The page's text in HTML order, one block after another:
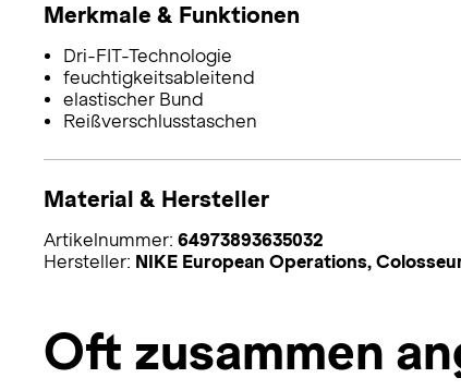
Merkmale & Funktionen
Dri-FIT-Technologie
feuchtigkeitsableitend
elastischer Bund
Reißverschlusstaschen
Material & Hersteller
Artikelnummer: 64973893635032
Hersteller: NIKE European Operations,
Oft zusammen